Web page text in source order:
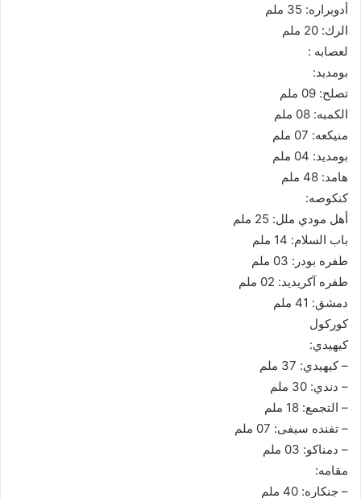
أدويراره: 35 ملم
الرك: 20 ملم
لعصابه :
بومديد:
تصلح: 09 ملم
الكمبه: 08 ملم
منيكعه: 07 ملم
بومديد: 04 ملم
هامد: 48 ملم
كنكوصه:
أهل مودي ملل: 25 ملم
باب السلام: 14 ملم
طفره بودر: 03 ملم
طفره آكريديد: 02 ملم
دمشق: 41 ملم
كوركول
كيهيدي:
– كيهيدي: 37 ملم
– دندي: 30 ملم
– التجمع: 18 ملم
– تفنده سيفى: 07 ملم
– دمناكو: 03 ملم
مقامه:
– جنكاره: 40 ملم